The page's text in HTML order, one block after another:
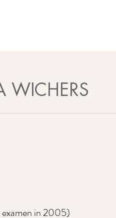
WICHERS
in 2005)